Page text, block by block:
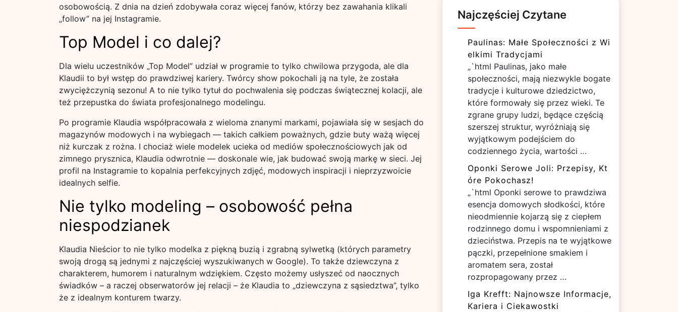
osobowością. Z dnia na dzień zdobywała coraz więcej fanów, którzy bez zawahania klikali
„follow” na jej Instagramie.
Top Model i co dalej?
Dla wielu uczestników „Top Model” udział w programie to tylko chwilowa przygoda, ale dla
Klaudii to był wstęp do prawdziwej kariery. Twórcy show pokochali ją na tyle, że została
zwyciężczynią sezonu! A to nie tylko tytuł do pochwalenia się podczas świątecznej kolacji, ale
też przepustka do świata profesjonalnego modelingu.
Po programie Klaudia współpracowała z wieloma znanymi markami, pojawiała się w sesjach do
magazynów modowych i na wybiegach — takich całkiem poważnych, gdzie buty ważą więcej
niż kurczak z rożna. I chociaż wiele modelek ucieka od mediów społecznościowych jak od
zimnego prysznica, Klaudia odwrotnie — doskonale wie, jak budować swoją markę w sieci. Jej
profil na Instagramie to kopalnia perfekcyjnych zdjęć, modowych inspiracji i nieprzyzwoicie
idealnych selfie.
Nie tylko modeling – osobowość pełna
niespodzianek
Klaudia Nieścior to nie tylko modelka z piękną buzią i zgrabną sylwetką (których parametry
swoją drogą są jednymi z najczęściej wyszukiwanych w Google). To także dziewczyna z
charakterem, humorem i naturalnym wdziękiem. Często możemy usłyszeć od naocznych
świadków – a raczej obserwatorów jej relacji – że Klaudia to „dziewczyna z sąsiedztwa”, tylko
że z idealnym konturem twarzy.
Najczęściej Czytane
Paulinas: Małe Społeczności z Wi
elkimi Tradycjami
„`html Paulinas, jako małe
społeczności, mają niezwykle bogate
tradycje i kulturowe dziedzictwo,
które formowały się przez wieki. Te
zgrane grupy ludzi, będące częścią
szerszej struktur, wyróżniają się
wyjątkowym podejściem do
codziennego życia, wartości …
Oponki Serowe Joli: Przepisy, Kt
óre Pokochasz!
„`html Oponki serowe to prawdziwa
esencja domowych słodkości, które
nieodmiennie kojarzą się z ciepłem
rodzinnego domu i wspomnieniami z
dzieciństwa. Przepis na te wyjątkowe
pączki, przepełnione smakiem i
aromatem sera, został
rozpropagowany przez …
Iga Krefft: Najnowsze Informacje,
Kariera i Ciekawostki